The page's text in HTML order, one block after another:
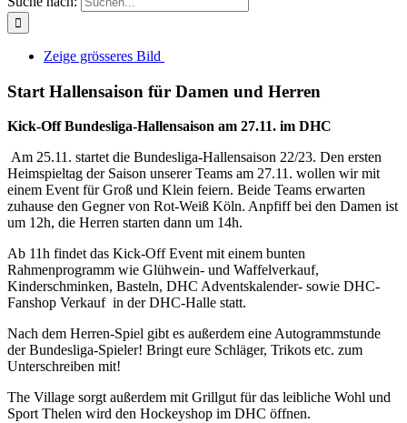
Zeige grösseres Bild
Start Hallensaison für Damen und Herren
Kick-Off Bundesliga-Hallensaison am 27.11. im DHC
Am 25.11. startet die Bundesliga-Hallensaison 22/23. Den ersten
Heimspieltag der Saison unserer Teams am 27.11. wollen wir mit
einem Event für Groß und Klein feiern. Beide Teams erwarten
zuhause den Gegner von Rot-Weiß Köln. Anpfiff bei den Damen ist
um 12h, die Herren starten dann um 14h.
Ab 11h findet das Kick-Off Event mit einem bunten
Rahmenprogramm wie Glühwein- und Waffelverkauf,
Kinderschminken, Basteln, DHC Adventskalender- sowie DHC-
Fanshop Verkauf in der DHC-Halle statt.
Nach dem Herren-Spiel gibt es außerdem eine Autogrammstunde
der Bundesliga-Spieler! Bringt eure Schläger, Trikots etc. zum
Unterschreiben mit!
The Village sorgt außerdem mit Grillgut für das leibliche Wohl und
Sport Thelen wird den Hockeyshop im DHC öffnen.